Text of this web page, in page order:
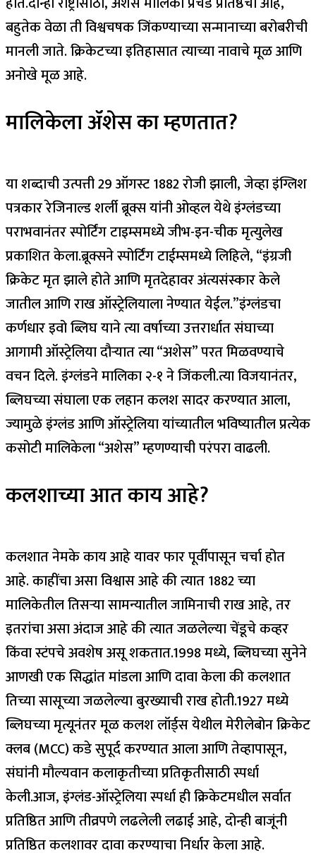
बहुतेक वेळा ती विश्वचषक जिंकण्याच्या सन्मानाच्या बरोबरीची
मानली जाते. क्रिकेटच्या इतिहासात त्याच्या नावाचे मूळ आणि
अनोखे मूळ आहे.
मालिकेला ॲशेस का म्हणतात?
या शब्दाची उत्पत्ती 29 ऑगस्ट 1882 रोजी झाली, जेव्हा इंग्लिश
पत्रकार रेजिनाल्ड शर्ली ब्रूक्स यांनी ओव्हल येथे इंग्लंडच्या
पराभवानंतर स्पोर्टिंग टाइम्समध्ये जीभ-इन-चीक मृत्युलेख
प्रकाशित केला.ब्रूक्सने स्पोर्टिंग टाईम्समध्ये लिहिले, “इंग्रजी
क्रिकेट मृत झाले होते आणि मृतदेहावर अंत्यसंस्कार केले
जातील आणि राख ऑस्ट्रेलियाला नेण्यात येईल.”इंग्लंडचा
कर्णधार इवो ब्लिघ याने त्या वर्षाच्या उत्तरार्धात संघाच्या
आगामी ऑस्ट्रेलिया दौऱ्यात त्या “अशेस” परत मिळवण्याचे
वचन दिले. इंग्लंडने मालिका २-१ ने जिंकली.त्या विजयानंतर,
ब्लिघच्या संघाला एक लहान कलश सादर करण्यात आला,
ज्यामुळे इंग्लंड आणि ऑस्ट्रेलिया यांच्यातील भविष्यातील प्रत्येक
कसोटी मालिकेला “अशेस” म्हणण्याची परंपरा वाढली.
कलशाच्या आत काय आहे?
कलशात नेमके काय आहे यावर फार पूर्वीपासून चर्चा होत
आहे. काहींचा असा विश्वास आहे की त्यात 1882 च्या
मालिकेतील तिसऱ्या सामन्यातील जामिनाची राख आहे, तर
इतरांचा असा अंदाज आहे की त्यात जळलेल्या चेंडूचे कव्हर
किंवा स्टंपचे अवशेष असू शकतात.1998 मध्ये, ब्लिघच्या सुनेने
आणखी एक सिद्धांत मांडला आणि दावा केला की कलशात
तिच्या सासूच्या जळलेल्या बुरख्याची राख होती.1927 मध्ये
ब्लिघच्या मृत्यूनंतर मूळ कलश लॉर्ड्स येथील मेरीलेबोन क्रिकेट
क्लब (MCC) कडे सुपूर्द करण्यात आला आणि तेव्हापासून,
संघांनी मौल्यवान कलाकृतीच्या प्रतिकृतीसाठी स्पर्धा
केली.आज, इंग्लंड-ऑस्ट्रेलिया स्पर्धा ही क्रिकेटमधील सर्वात
प्रतिष्ठित आणि तीव्रपणे लढलेली लढाई आहे, दोन्ही बाजूंनी
प्रतिष्ठित कलशावर दावा करण्याचा निर्धार केला आहे.